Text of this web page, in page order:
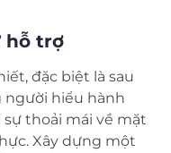
hỗ trợ
đặc biệt là sau
người hiểu hành
thoải mái về mặt
Xây dựng một